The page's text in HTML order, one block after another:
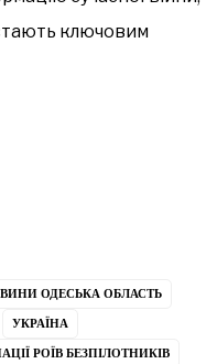
ключовим
ОДЕСЬКА ОБЛАСТЬ
УКРАЇНА
РОЇВ БЕЗПІЛОТНИКІВ